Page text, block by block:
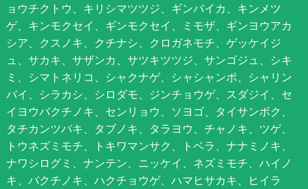
ョウチクトウ、キリシマツツジ、ギンバイカ、キンメツ
ゲ、キンモクセイ、ギンモクセイ、ミモザ、ギンヨウアカ
シア、クスノキ、クチナシ、クロガネモチ、ゲッケイジ
ュ、サカキ、サザンカ、サツキツツジ、サンゴジュ、シキ
ミ、シマトネリコ、シャクナゲ、シャシャンポ、シャリン
バイ、シラカシ、シロダモ、ジンチョウゲ、スダジイ、セ
イヨウバクチノキ、センリョウ、ソヨゴ、タイサンボク、
タチカンツバキ、タブノキ、タラヨウ、チャノキ、ツゲ、
トウネズミモチ、トキワマンサク、トベラ、ナナミノキ、
ナワシログミ、ナンテン、ニッケイ、ネズミモチ、ハイノ
キ、バクチノキ、ハクチョウゲ、ハマヒサカキ、ヒイラ